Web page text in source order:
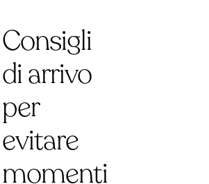
Consigli
di arrivo
per
evitare
momenti